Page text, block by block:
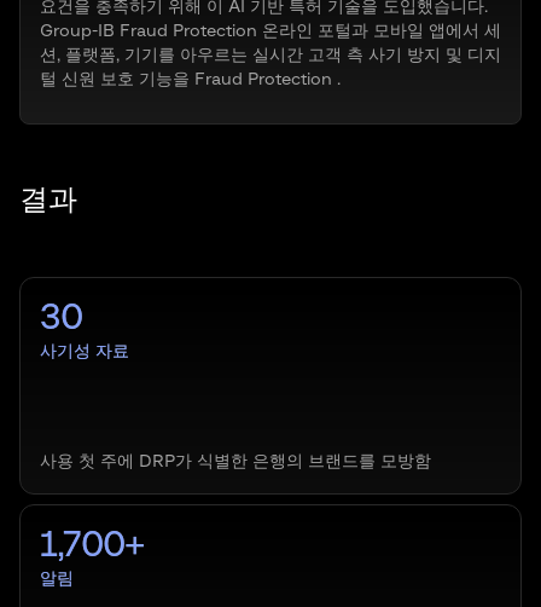
요건을 충족하기 위해 이 AI 기반 특허 기술을 도입했습니다.
Group-IB Fraud Protection 온라인 포털과 모바일 앱에서 세
션, 플랫폼, 기기를 아우르는 실시간 고객 측 사기 방지 및 디지
털 신원 보호 기능을 Fraud Protection .
결과
30
사기성 자료
사용 첫 주에 DRP가 식별한 은행의 브랜드를 모방함
1,700+
알림